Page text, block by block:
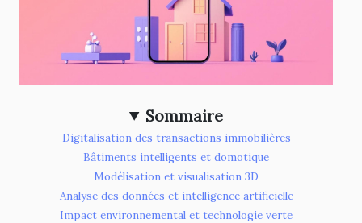
Sommaire
Digitalisation des transactions immobilières
Bâtiments intelligents et domotique
Modélisation et visualisation 3D
Analyse des données et intelligence artificielle
Impact environnemental et technologie verte